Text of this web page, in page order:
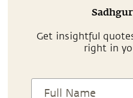
Get insightful
right in